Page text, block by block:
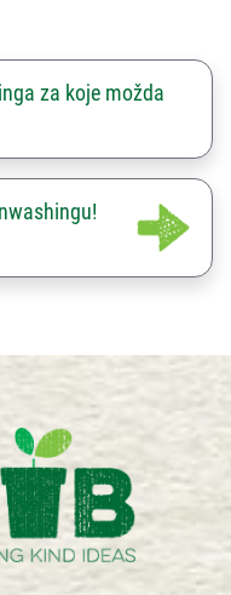
za koje možda